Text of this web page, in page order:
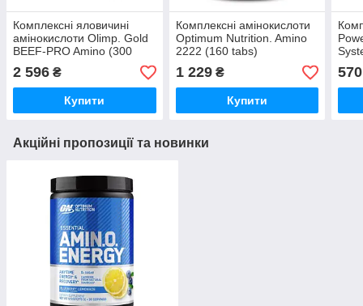
Комплексні яловичині
амінокислоти Olimp. Gold
BEEF-PRO Amino (300
tabs)
2 596 ₴
Купити
Комплексні амінокислоти
Optimum Nutrition. Amino
2222 (160 tabs)
1 229₴
Купити
570
Акційні пропозиції та новинки